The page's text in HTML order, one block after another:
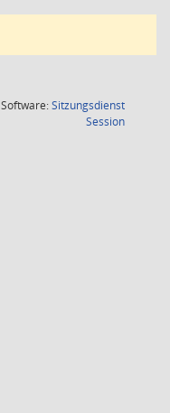
Software:Sitzungsdienst
Session(Wird in